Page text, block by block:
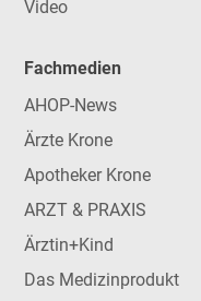
Video
Fachmedien
AHOP-News
Ärzte Krone
Apotheker Krone
ARZT & PRAXIS
Ärztin+Kind
Das Medizinprodukt